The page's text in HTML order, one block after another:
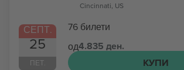
СЕПТ.
25
ПЕТ.
Cincinnati, US
76 билети
од4.835 ден.
КУПИ